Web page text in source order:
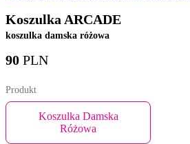
Koszulka ARCADE
koszulka damska różowa
90 PLN
Produkt
Koszulka Damska
Różowa